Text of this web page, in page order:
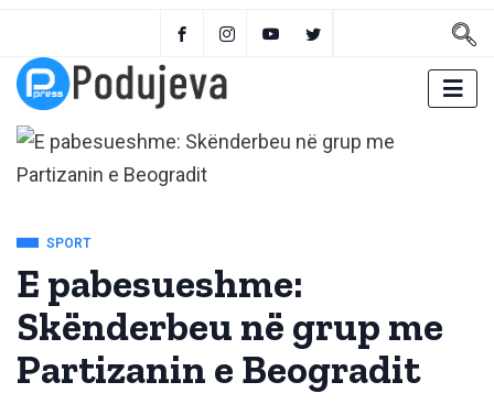
SPORT
E pabesueshme:
Skënderbeu në grup me
Partizanin e Beogradit